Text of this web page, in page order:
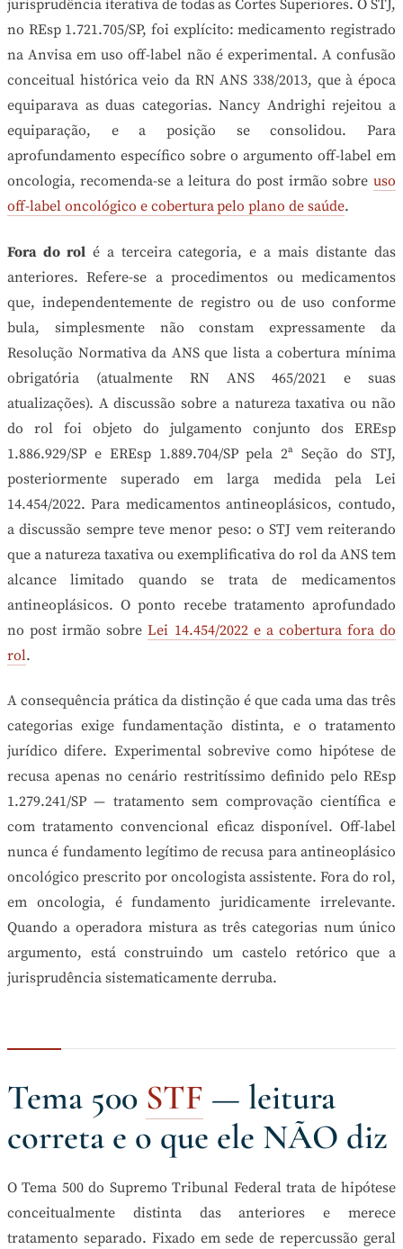
jurisprudência iterativa de todas as Cortes Superiores. O STJ,
no REsp 1.721.705/SP, foi explícito: medicamento registrado
na Anvisa em uso off-label não é experimental. A confusão
conceitual histórica veio da RN ANS 338/2013, que à época
equiparava as duas categorias. Nancy Andrighi rejeitou a
equiparação, e a posição se consolidou. Para
aprofundamento específico sobre o argumento off-label em
oncologia, recomenda-se a leitura do post irmão sobre uso
off-label oncológico e cobertura pelo plano de saúde.
Fora do rolé a terceira categoria, e a mais distante das
anteriores. Refere-se a procedimentos ou medicamentos
que, independentemente de registro ou de uso conforme
bula, simplesmente não constam expressamente da
Resolução Normativa da ANS que lista a cobertura mínima
obrigatória (atualmente RN ANS 465/2021 e suas
atualizações). A discussão sobre a natureza taxativa ou não
do rol foi objeto do julgamento conjunto dos EREsp
1.886.929/SP e EREsp 1.889.704/SP pela 2ª Seção do STJ,
posteriormente superado em larga medida pela Lei
14.454/2022. Para medicamentos antineoplásicos, contudo,
a discussão sempre teve menor peso: o STJ vem reiterando
que a natureza taxativa ou exemplificativa do rol da ANS tem
alcance limitado quando se trata de medicamentos
antineoplásicos. O ponto recebe tratamento aprofundado
no post irmão sobreLei 14.454/2022 e a cobertura fora do
rol.
A consequência prática da distinção é que cada uma das três
categorias exige fundamentação distinta, e o tratamento
jurídico difere. Experimental sobrevive como hipótese de
recusa apenas no cenário restritíssimo definido pelo REsp
1.279.241/SP — tratamento sem comprovação científica e
com tratamento convencional eficaz disponível. Off-label
nunca é fundamento legítimo de recusa para antineoplásico
oncológico prescrito por oncologista assistente. Fora do rol,
em oncologia, é fundamento juridicamente irrelevante.
Quando a operadora mistura as três categorias num único
argumento, está construindo um castelo retórico que a
jurisprudência sistematicamente derruba.
Tema 500 STF — leitura
correta e o que ele NÃO diz
O Tema 500 do Supremo Tribunal Federal trata de hipótese
conceitualmente distinta das anteriores e merece
tratamento separado. Fixado em sede de repercussão geral